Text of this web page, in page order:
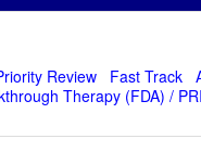
Review Fast Track
Therapy (FDA) /